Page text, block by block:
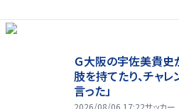
Ｇ大阪の宇佐美貴史
肢を持てたり、チャ
言った」
2026/08/06 17:22サッカー